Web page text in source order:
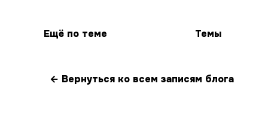
Ещё по теме Темы
← Вернуться ко всем записям блога